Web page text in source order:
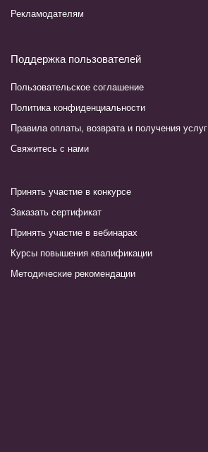
Рекламодателям
Поддержка пользователей
Пользовательское соглашение
Политика конфиденциальности
Правила оплаты, возврата и получения услуг
Свяжитесь с нами
Принять участие в конкурсе
Заказать сертификат
Принять участие в вебинарах
Курсы повышения квалификации
Методические рекомендации